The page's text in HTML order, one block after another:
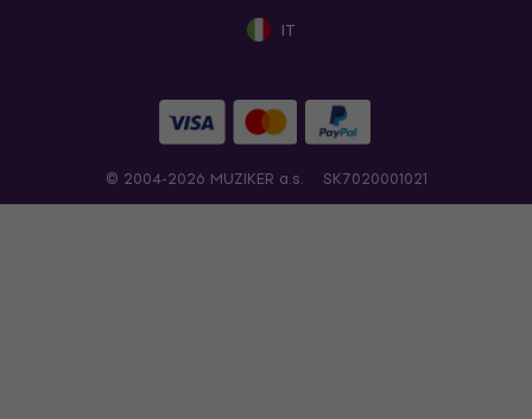
IT
© 2004-2026 MUZIKER a.s. SK7020001021